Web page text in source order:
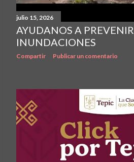
julio 15, 2026
AYUDANOS A PREVENIR
INUNDACIONES
Compartir Publicar un comentario